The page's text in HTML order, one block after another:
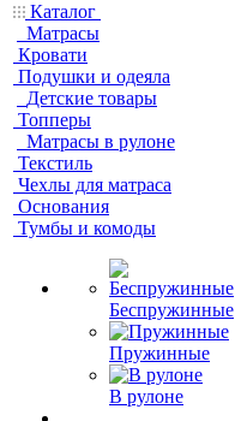
Каталог
Матрасы
Кровати
Подушки и одеяла
Детские товары
Топперы
Матрасы в рулоне
Текстиль
Чехлы для матраса
Основания
Тумбы и комоды
Беспружинные
Пружинные
В рулоне